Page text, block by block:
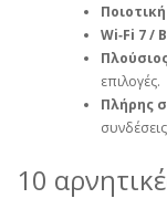
Wi‑Fi 7 /
επιλογές.
Πλήρης
10